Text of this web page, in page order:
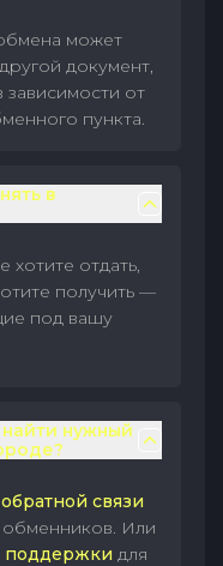
может
документ,
от
пункта.
в
отдать,
получить —
под вашу
нужный
связи
обменников. Или
поддержки для